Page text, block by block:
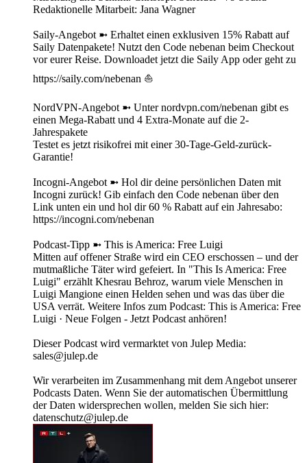
Redaktionelle Mitarbeit: Jana Wagner
Saily-Angebot ➼ Erhaltet einen exklusiven 15% Rabatt auf
Saily Datenpakete! Nutzt den Code nebenan beim Checkout
vor eurer Reise. Downloadet jetzt die Saily App oder geht zu
https://saily.com/nebenan ⛵
NordVPN-Angebot ➼ Unter nordvpn.com/nebenan gibt es
einen Mega-Rabatt und 4 Extra-Monate auf die 2-
Jahrespakete
Testet es jetzt risikofrei mit einer 30-Tage-Geld-zurück-
Garantie!
Incogni-Angebot ➼ Hol dir deine persönlichen Daten mit
Incogni zurück! Gib einfach den Code nebenan über den
Link unten ein und hol dir 60 % Rabatt auf ein Jahresabo:
https://incogni.com/nebenan
Podcast-Tipp ➼ This is America: Free Luigi
Mitten auf offener Straße wird ein CEO erschossen – und der
mutmaßliche Täter wird gefeiert. In "This Is America: Free
Luigi" erzählt Khesrau Behroz, warum viele Menschen in
Luigi Mangione einen Helden sehen und was das über die
USA verrät. Weitere Infos zum Podcast: This is America: Free
Luigi · Neue Folgen - Jetzt Podcast anhören!
Dieser Podcast wird vermarktet von Julep Media:
sales@julep.de
Wir verarbeiten im Zusammenhang mit dem Angebot unserer
Podcasts Daten. Wenn Sie der automatischen Übermittlung
der Daten widersprechen wollen, melden Sie sich hier:
datenschutz@julep.de